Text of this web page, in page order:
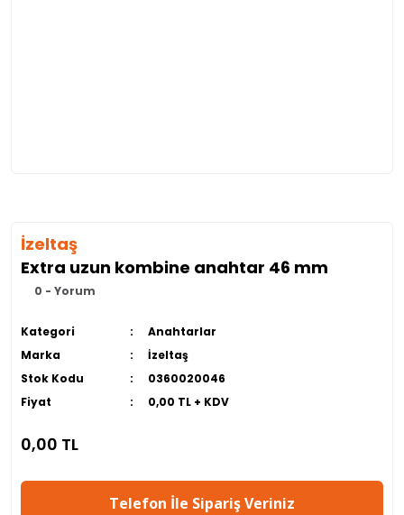
İzeltaş
Extra uzun kombine anahtar 46 mm
0 - Yorum
Kategori
Anahtarlar
Marka
İzeltaş
Stok Kodu
0360020046
Fiyat
0,00 TL + KDV
0,00 TL
Telefon İle Sipariş Veriniz